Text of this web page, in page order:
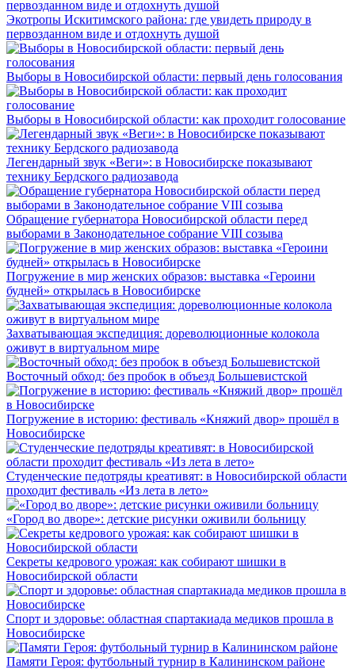
Экотропы Искитимского района: где увидеть природу в
первозданном виде и отдохнуть душой
Выборы в Новосибирской области: первый день голосования
Выборы в Новосибирской области: как проходит голосование
Легендарный звук «Веги»: в Новосибирске показывают
технику Бердского радиозавода
Обращение губернатора Новосибирской области перед
выборами в Законодательное собрание VIII созыва
Погружение в мир женских образов: выставка «Героини
будней» открылась в Новосибирске
Захватывающая экспедиция: дореволюционные колокола
оживут в виртуальном мире
Восточный обход: без пробок в объезд Большевистской
Погружение в историю: фестиваль «Княжий двор» прошёл в
Новосибирске
Студенческие педотряды креативят: в Новосибирской области
проходит фестиваль «Из лета в лето»
«Город во дворе»: детские рисунки оживили больницу
Секреты кедрового урожая: как собирают шишки в
Новосибирской области
Спорт и здоровье: областная спартакиада медиков прошла в
Новосибирске
Памяти Героя: футбольный турнир в Калининском районе